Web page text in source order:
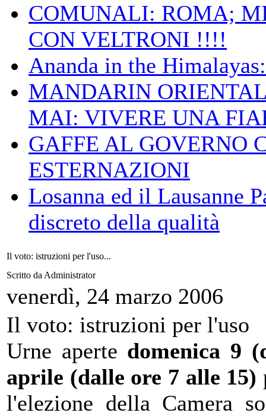
COMUNALI: ROMA;
CON VELTRONI !!!!
Ananda in the
MANDARIN
MAI: VIVERE UNA
GAFFE AL GOVERNO
ESTERNAZIONI
Losanna ed il Lausanne
discreto della qualità
Il voto: istruzioni per l'uso...
Scritto da Administrator
venerdì, 24 marzo 2006
Il voto: istruzioni per l'uso
Urne aperte domenica 9
aprile (dalle ore 7 alle 15)
l'elezione della Camera